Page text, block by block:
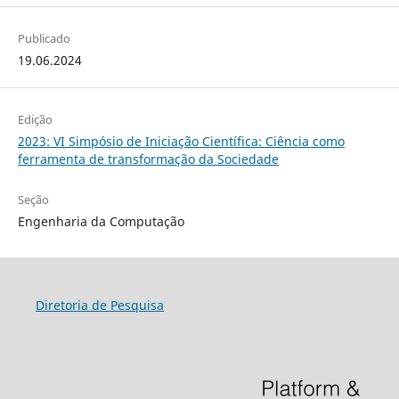
Publicado
19.06.2024
Edição
2023: VI Simpósio de Iniciação Científica: Ciência como
ferramenta de transformação da Sociedade
Seção
Engenharia da Computação
Diretoria de Pesquisa